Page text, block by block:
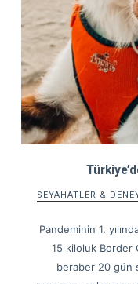
SEYAHATLER &
Pandeminin 1.
15 kiloluk Border
beraber 20 gün